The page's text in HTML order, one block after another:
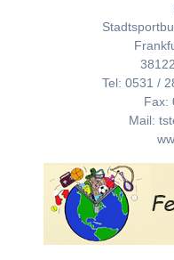
Tel: 0531 /
Fax:
Mail: